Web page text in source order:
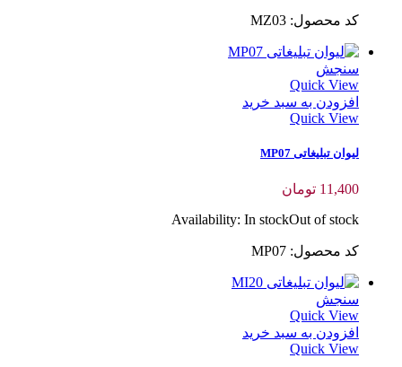
کد محصول: MZ03
سنجش
Quick View
افزودن به سبد خرید
Quick View
لیوان تبلیغاتی MP07
11,400 تومان
Availability: In stockOut of stock
کد محصول: MP07
سنجش
Quick View
افزودن به سبد خرید
Quick View